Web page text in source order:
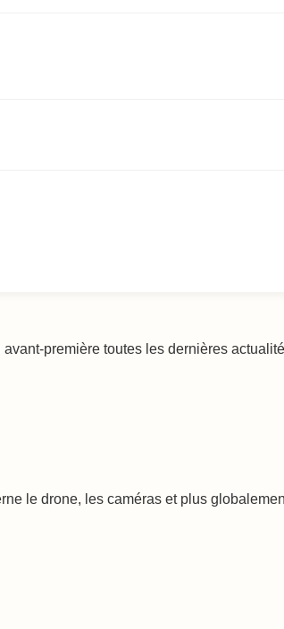
première toutes les dernières
le drone, les caméras et plus